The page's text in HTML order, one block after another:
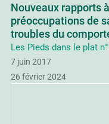
Nouveaux rapports
préoccupations de
troubles du
Les Pieds dans le plat
7 juin 2017
26 février 2024